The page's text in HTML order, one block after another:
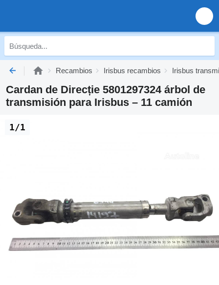
Recambios Irisbus recambios Irisbus
Cardan de Direcție 5801297324 árbol de
transmisión para Irisbus – 11 camión
1/1